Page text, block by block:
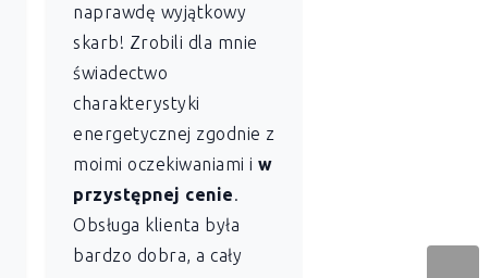
naprawdę wyjątkowy
skarb! Zrobili dla mnie
świadectwo
charakterystyki
energetycznej zgodnie z
moimi oczekiwaniami i w
przystępnej cenie.
Obsługa klienta była
bardzo dobra, a cały